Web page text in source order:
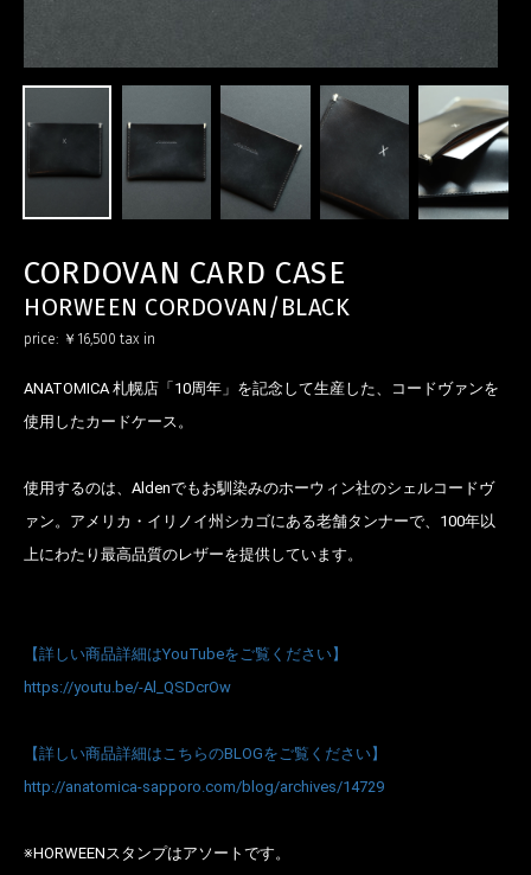
CORDOVAN CARD CASE
HORWEEN CORDOVAN/BLACK
price: ￥16,500 tax in
ANATOMICA 札幌店「10周年」を記念して生産した、コードヴァンを
使用したカードケース。
使用するのは、Aldenでもお馴染みのホーウィン社のシェルコードヴ
ァン。アメリカ・イリノイ州シカゴにある老舗タンナーで、100年以
上にわたり最高品質のレザーを提供しています。
【詳しい商品詳細はYouTubeをご覧ください】
https://youtu.be/-Al_QSDcrOw
【詳しい商品詳細はこちらのBLOGをご覧ください】
http://anatomica-sapporo.com/blog/archives/14729
※HORWEENスタンプはアソートです。